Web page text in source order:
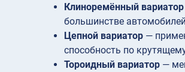
Клиноремённый
большинстве
Цепной вариатор —
способность по
Тороидный вариатор —